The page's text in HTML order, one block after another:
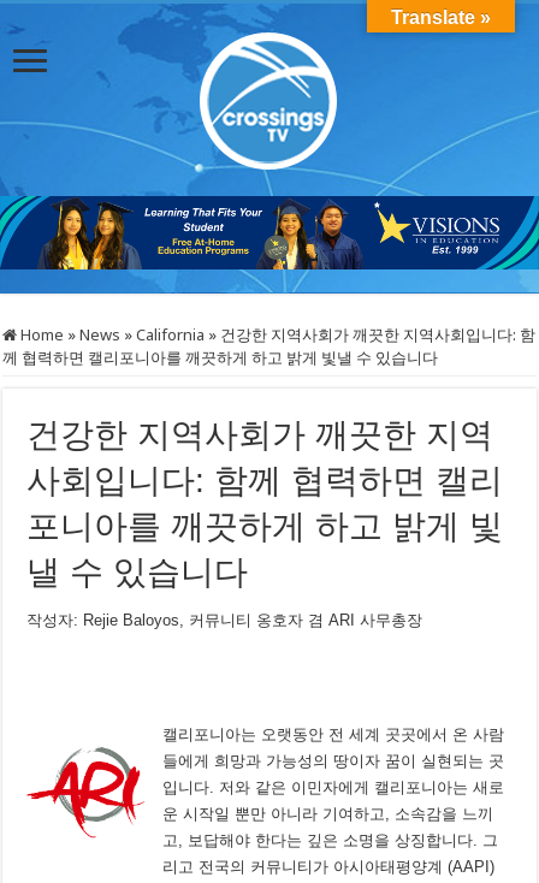
Home »News »California » 건강한 지역사회가 깨끗한 지역사회입니다: 함
께 협력하면 캘리포니아를 깨끗하게 하고 밝게 빛낼 수 있습니다
건강한 지역사회가 깨끗한 지역
사회입니다: 함께 협력하면 캘리
포니아를 깨끗하게 하고 밝게 빛
낼 수 있습니다
작성자: Rejie Baloyos, 커뮤니티 옹호자 겸 ARI 사무총장
캘리포니아는 오랫동안 전 세계 곳곳에서 온 사람
들에게 희망과 가능성의 땅이자 꿈이 실현되는 곳
입니다. 저와 같은 이민자에게 캘리포니아는 새로
운 시작일 뿐만 아니라 기여하고, 소속감을 느끼
고, 보답해야 한다는 깊은 소명을 상징합니다. 그
리고 전국의 커뮤니티가 아시아태평양계 (AAPI)
Translate »